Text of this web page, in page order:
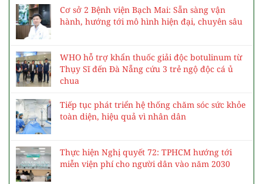
Cơ sở 2 Bệnh viện Bạch Mai: Sẵn sàng vận
hành, hướng tới mô hình hiện đại, chuyên sâu
WHO hỗ trợ khẩn thuốc giải độc botulinum từ
Thụy Sĩ đến Đà Nẵng cứu 3 trẻ ngộ độc cá ủ
chua
Tiếp tục phát triển hệ thống chăm sóc sức khỏe
toàn diện, hiệu quả vì nhân dân
Thực hiện Nghị quyết 72: TPHCM hướng tới
miễn viện phí cho người dân vào năm 2030